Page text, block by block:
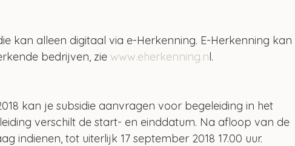
kan alleen digitaal via e-Herkenning. E-Herkenning kan
bedrijven, zie www.eherkenning.nl.
kan je subsidie aanvragen voor begeleiding in het
verschilt de start- en einddatum. Na afloop van de
indienen, tot uiterlijk 17 september 2018 17.00 uur.